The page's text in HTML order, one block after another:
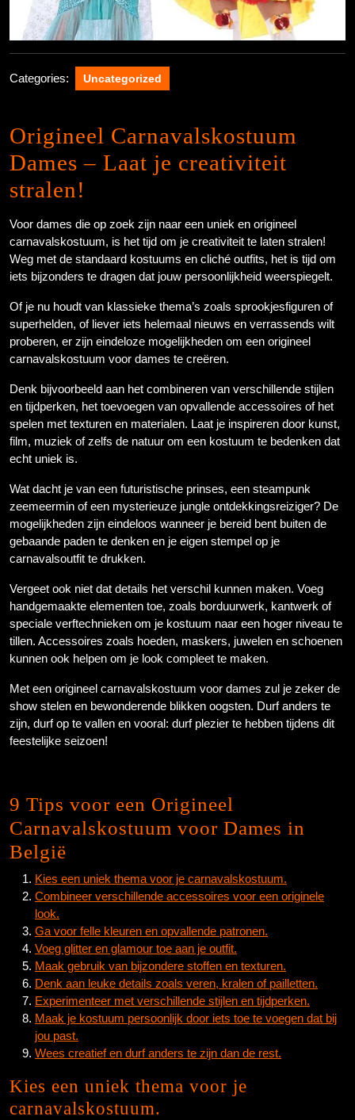
Categories: Uncategorized
Origineel Carnavalskostuum
Dames – Laat je creativiteit
stralen!
Voor dames die op zoek zijn naar een uniek en origineel
carnavalskostuum, is het tijd om je creativiteit te laten stralen!
Weg met de standaard kostuums en cliché outfits, het is tijd om
iets bijzonders te dragen dat jouw persoonlijkheid weerspiegelt.
Of je nu houdt van klassieke thema’s zoals sprookjesfiguren of
superhelden, of liever iets helemaal nieuws en verrassends wilt
proberen, er zijn eindeloze mogelijkheden om een origineel
carnavalskostuum voor dames te creëren.
Denk bijvoorbeeld aan het combineren van verschillende stijlen
en tijdperken, het toevoegen van opvallende accessoires of het
spelen met texturen en materialen. Laat je inspireren door kunst,
film, muziek of zelfs de natuur om een kostuum te bedenken dat
echt uniek is.
Wat dacht je van een futuristische prinses, een steampunk
zeemeermin of een mysterieuze jungle ontdekkingsreiziger? De
mogelijkheden zijn eindeloos wanneer je bereid bent buiten de
gebaande paden te denken en je eigen stempel op je
carnavalsoutfit te drukken.
Vergeet ook niet dat details het verschil kunnen maken. Voeg
handgemaakte elementen toe, zoals borduurwerk, kantwerk of
speciale verftechnieken om je kostuum naar een hoger niveau te
tillen. Accessoires zoals hoeden, maskers, juwelen en schoenen
kunnen ook helpen om je look compleet te maken.
Met een origineel carnavalskostuum voor dames zul je zeker de
show stelen en bewonderende blikken oogsten. Durf anders te
zijn, durf op te vallen en vooral: durf plezier te hebben tijdens dit
feestelijke seizoen!
9 Tips voor een Origineel
Carnavalskostuum voor Dames in
België
Kies een uniek thema voor je carnavalskostuum.
Combineer verschillende accessoires voor een originele
look.
Ga voor felle kleuren en opvallende patronen.
Voeg glitter en glamour toe aan je outfit.
Maak gebruik van bijzondere stoffen en texturen.
Denk aan leuke details zoals veren, kralen of pailletten.
Experimenteer met verschillende stijlen en tijdperken.
Maak je kostuum persoonlijk door iets toe te voegen dat bij
jou past.
Wees creatief en durf anders te zijn dan de rest.
Kies een uniek thema voor je
carnavalskostuum.